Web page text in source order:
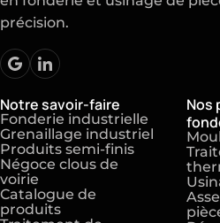
précision.
Notre savoir-faire
Fonderie industrielle
Grenaillage industriel
Produits semi-finis
Négoce clous de
voirie
Catalogue de
produits
Nos